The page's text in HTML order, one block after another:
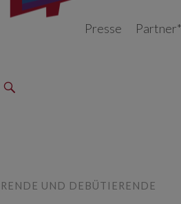
Presse
UND DEBÜTIERENDE